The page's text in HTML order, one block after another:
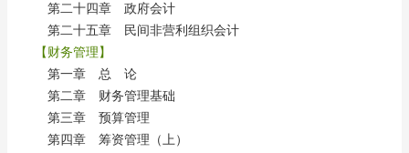
第二十四章 政府会计
第二十五章 民间非营利组织会计
【财务管理】
第一章 总 论
第二章 财务管理基础
第三章 预算管理
第四章 筹资管理（上）